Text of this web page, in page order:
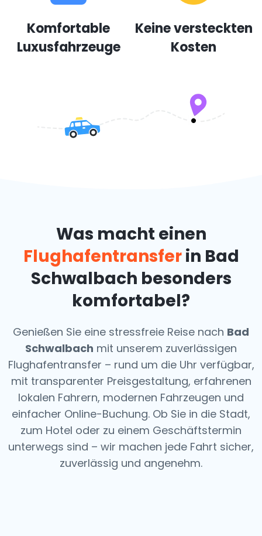
Komfortable
Luxusfahrzeuge
Keine versteckten
Kosten
Was macht einen
Flughafentransferin Bad
Schwalbach besonders
komfortabel?
Genießen Sie eine stressfreie Reise nach Bad
Schwalbach mit unserem zuverlässigen
Flughafentransfer – rund um die Uhr verfügbar,
mit transparenter Preisgestaltung, erfahrenen
lokalen Fahrern, modernen Fahrzeugen und
einfacher Online-Buchung. Ob Sie in die Stadt,
zum Hotel oder zu einem Geschäftstermin
unterwegs sind – wir machen jede Fahrt sicher,
zuverlässig und angenehm.